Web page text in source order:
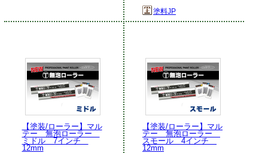
塗料JP
【塗装/ローラー】マル
テー 無泡ローラー
ミドル 7インチ
12mm
【塗装/ローラー】マル
テー 無泡ローラー
スモール 4インチ
12mm